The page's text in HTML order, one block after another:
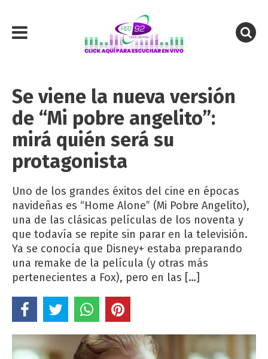
Se viene la nueva versión
de “Mi pobre angelito”:
mirá quién será su
protagonista
Uno de los grandes éxitos del cine en épocas
navideñas es “Home Alone” (Mi Pobre Angelito),
una de las clásicas películas de los noventa y
que todavía se repite sin parar en la televisión.
Ya se conocía que Disney+ estaba preparando
una remake de la película (y otras más
pertenecientes a Fox), pero en las […]